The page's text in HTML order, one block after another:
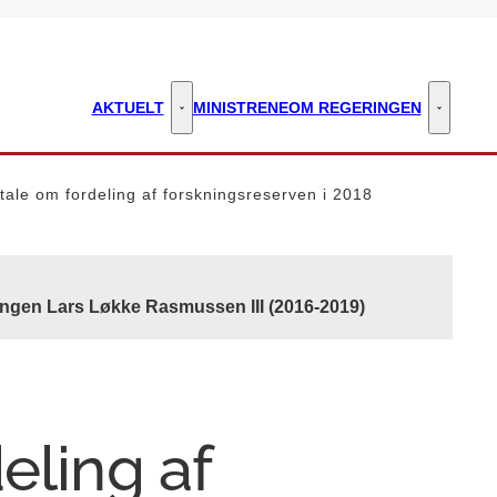
AKTUELT Aktuelt - Flere links
MINISTRENEOM REGERINGEN Om
om fordeling af forskningsreserven i 2018
Lars Løkke Rasmussen III (2016-2019)
af